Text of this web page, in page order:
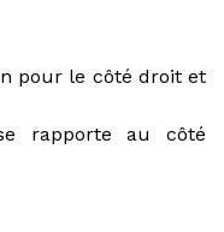
pour le côté droit et
rapporte au côté